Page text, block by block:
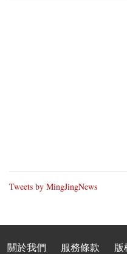
Tweets by MingJingNews
關於我們 服務條款 版